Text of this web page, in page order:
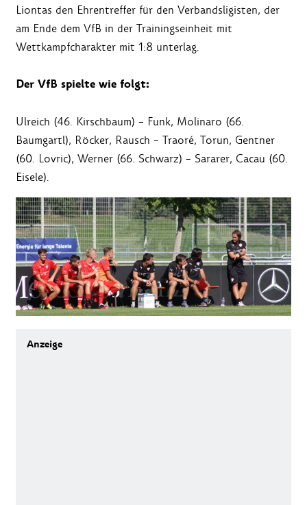
Liontas den Ehrentreffer für den Verbandsligisten, der
am Ende dem VfB in der Trainingseinheit mit
Wettkampfcharakter mit 1:8 unterlag.
Der VfB spielte wie folgt:
Ulreich (46. Kirschbaum) – Funk, Molinaro (66.
Baumgartl), Röcker, Rausch – Traoré, Torun, Gentner
(60. Lovric), Werner (66. Schwarz) – Sararer, Cacau (60.
Eisele).